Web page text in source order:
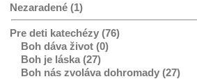
Nezaradené (1)
Pre deti katechézy (76)
Boh dáva život (0)
Boh je láska (27)
Boh nás zvoláva dohromady (27)